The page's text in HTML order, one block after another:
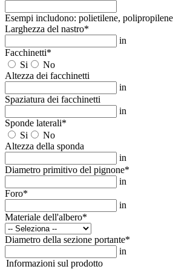
Esempi includono: polietilene,
Larghezza del nastro*
in
Facchinetti*
Si
No
Altezza dei facchinetti
in
Spaziatura dei facchinetti
in
Sponde laterali*
Si
No
Altezza della sponda
in
Diametro primitivo del pignone*
in
Foro*
in
Materiale dell'albero*
Diametro della sezione portante*
in
Informazioni sul prodotto